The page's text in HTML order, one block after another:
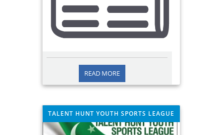
2022/10/14
READ MORE
TALENT HUNT YOUTH SPORTS LEAGUE